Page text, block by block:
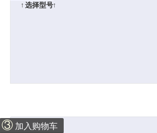
↑ 选择型号↑
③ 加入购物车